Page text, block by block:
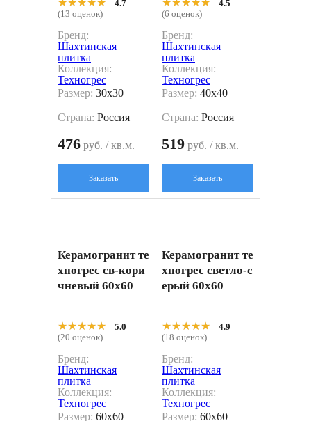
★★★★★
★★★★★
4.7
(13 оценок)
Бренд:
Шахтинская
плитка
Коллекция:
Техногрес
Размер: 30x30
Страна: Россия
476 руб. / кв.м.
Заказать
★★★★★
★★★★★
4.5
(6 оценок)
Бренд:
Шахтинская
плитка
Коллекция:
Техногрес
Размер: 40x40
Страна: Россия
519 руб. / кв.м.
Заказать
Керамогранит те
хногрес св-кори
чневый 60x60
★★★★★
★★★★★
5.0
(20 оценок)
Бренд:
Шахтинская
плитка
Коллекция:
Техногрес
Размер: 60x60
Керамогранит те
хногрес светло-с
ерый 60x60
★★★★★
★★★★★
4.9
(18 оценок)
Бренд:
Шахтинская
плитка
Коллекция:
Техногрес
Размер: 60x60